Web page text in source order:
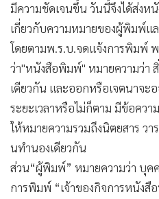
มีความชัดเจนขึ้น วันนี้จึงได้ส่งห
เกี่ยวกับความหมายของผู้พิมพ์แ
โดยตามพ.ร.บ.จดแจ้งการพิมพ์
ว่า"หนังสือพิมพ์" หมายความว่า
เดียวกัน และออกหรือเจตนาจะ
ระยะเวลาหรือไม่ก็ตาม มีข้อคว
ให้หมายความรวมถึงนิตยสาร ว
นทํานองเดียวกัน
ส่วน“ผู้พิมพ์” หมายความว่า บุค
การพิมพ์ “เจ้าของกิจการหนัง